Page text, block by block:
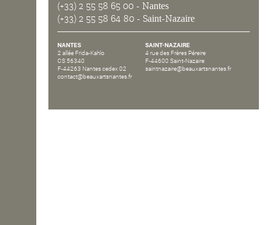
CONTACTS
(+33) 2 55 58 65 00 - Nantes
(+33) 2 55 58 64 80 - Saint-Nazaire
NANTES
2 allée Frida-Kahlo
CS 56340
F-44263 Nantes cedex 02
contact@beauxartsnantes.fr
SAINT-NAZAIRE
4 rue des Frères Péreire
F-44600 Saint-Nazaire
saintnazaire@beauxartsnantes.fr